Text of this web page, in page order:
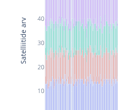
10
20
30
40
Satelliitide arv